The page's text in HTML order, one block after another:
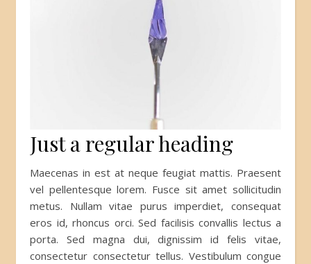
Just a regular heading
Maecenas in est at neque feugiat mattis. Praesent
vel pellentesque lorem. Fusce sit amet sollicitudin
metus. Nullam vitae purus imperdiet, consequat
eros id, rhoncus orci. Sed facilisis convallis lectus a
porta. Sed magna dui, dignissim id felis vitae,
consectetur consectetur tellus. Vestibulum congue